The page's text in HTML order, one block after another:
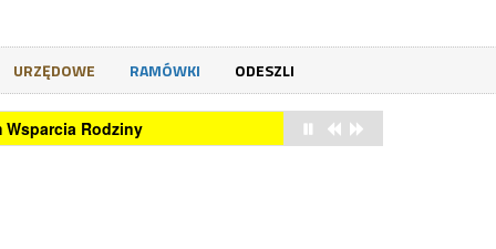
URZĘDOWE RAMÓWKI ODESZLI